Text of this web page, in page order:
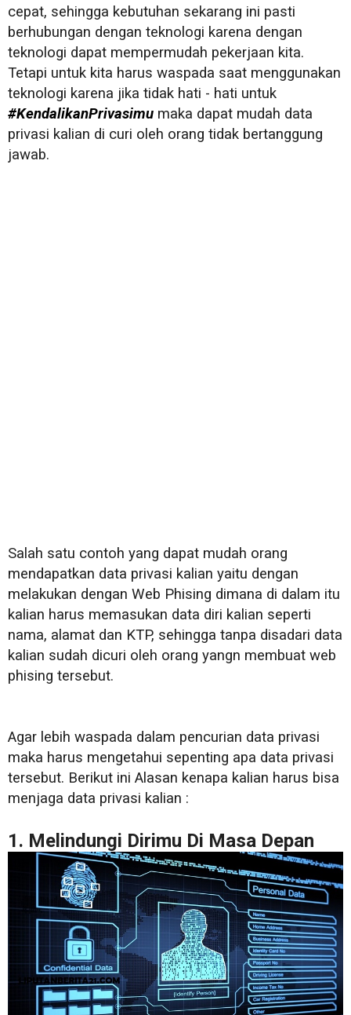
cepat, sehingga kebutuhan sekarang ini pasti
berhubungan dengan teknologi karena dengan
teknologi dapat mempermudah pekerjaan kita.
Tetapi untuk kita harus waspada saat menggunakan
teknologi karena jika tidak hati - hati untuk
#KendalikanPrivasimu maka dapat mudah data
privasi kalian di curi oleh orang tidak bertanggung
jawab.
Salah satu contoh yang dapat mudah orang
mendapatkan data privasi kalian yaitu dengan
melakukan dengan Web Phising dimana di dalam itu
kalian harus memasukan data diri kalian seperti
nama, alamat dan KTP, sehingga tanpa disadari data
kalian sudah dicuri oleh orang yangn membuat web
phising tersebut.
Agar lebih waspada dalam pencurian data privasi
maka harus mengetahui sepenting apa data privasi
tersebut. Berikut ini Alasan kenapa kalian harus bisa
menjaga data privasi kalian :
1. Melindungi Dirimu Di Masa Depan